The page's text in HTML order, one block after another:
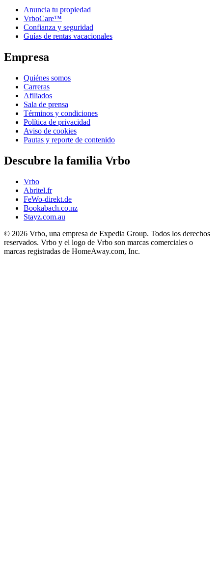
Anuncia tu propiedad
VrboCare™
Confianza y seguridad
Guías de rentas vacacionales
Empresa
Quiénes somos
Carreras
Afiliados
Sala de prensa
Términos y condiciones
Política de privacidad
Aviso de cookies
Pautas y reporte de contenido
Descubre la familia Vrbo
Vrbo
Abritel.fr
FeWo-direkt.de
Bookabach.co.nz
Stayz.com.au
© 2026 Vrbo, una empresa de Expedia Group. Todos los derechos
reservados. Vrbo y el logo de Vrbo son marcas comerciales o
marcas registradas de HomeAway.com, Inc.